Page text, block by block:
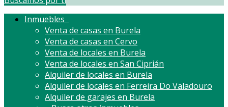
Inmuebles
Venta de casas en Burela
Venta de casas en Cervo
Venta de locales en Burela
Venta de locales en San Ciprián
Alquiler de locales en Burela
Alquiler de locales en Ferreira Do Valadouro
Alquiler de garajes en Burela